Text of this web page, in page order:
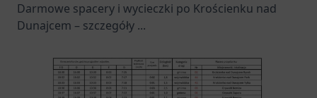
Darmowe spacery i wycieczki po Krościenku nad
Dunajcem – szczegóły ...